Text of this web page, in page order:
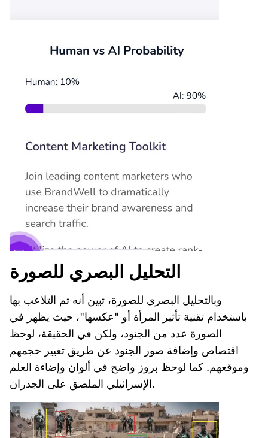
التحليل البصري للصورة
وبالتحليل البصري للصورة، تبين أنه تم التلاعب بها
باستخدام تقنية تأثير المرأة أو "عكسها"، حيث يظهر في
الصورة عدد من الجنود، ولكن في الحقيقة، لوحظ
اقتصاص وإضافة صور الجنود عن طريق تغيير حجمهم
وموقعهم. كما لوحظ بروز واضح في ألوان وإضاءة العلم
الإسرائيلي الملصق على الجدران.